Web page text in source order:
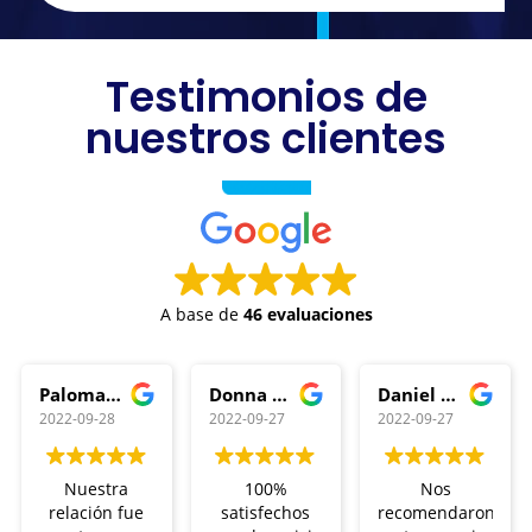
Testimonios de
nuestros clientes
A base de 46 evaluaciones
Paloma Pica
2022-09-28
Nuestra
relación fue
Donna Real
2022-09-27
100%
satisfechos
Daniel Rodriguez
2022-09-27
Nos
recomendaron